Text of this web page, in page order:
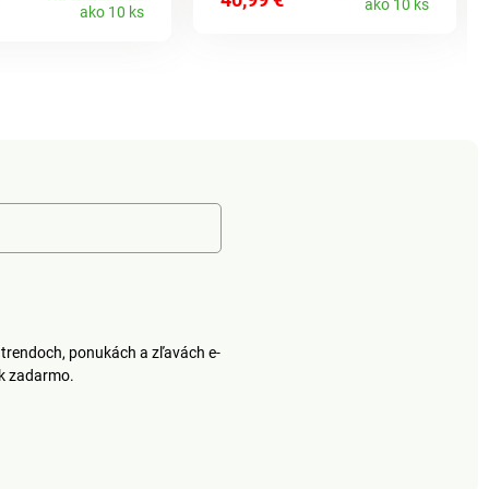
ich naako 10 ks
tlmí každý krok. Praváako 10 ks
ponukách a zľavách e-
zadarmo.